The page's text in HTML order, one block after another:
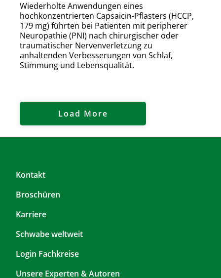
Wiederholte Anwendungen eines
hochkonzentrierten Capsaicin-Pflasters (HCCP,
179 mg) führten bei Patienten mit peripherer
Neuropathie (PNI) nach chirurgischer oder
traumatischer Nervenverletzung zu
anhaltenden Verbesserungen von Schlaf,
Stimmung und Lebensqualität.
Load More
F
o
t
r
o
p
Kontakt
Broschüren
Karriere
F
o
t
Schwabe weltweit
Login Fachkreise
Unsere Experten & Autoren